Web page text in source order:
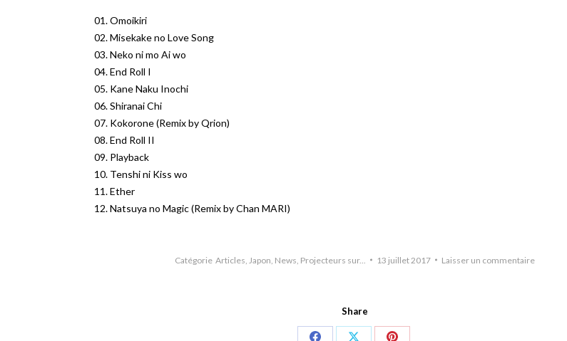
01. Omoikiri
02. Misekake no Love Song
03. Neko ni mo Ai wo
04. End Roll I
05. Kane Naku Inochi
06. Shiranai Chi
07. Kokorone (Remix by Qrion)
08. End Roll II
09. Playback
10. Tenshi ni Kiss wo
11. Ether
12. Natsuya no Magic (Remix by Chan MARI)
Catégorie Articles Japon News Projecteurs sur... 13 juillet 2017 Laisser un commentaire
Share